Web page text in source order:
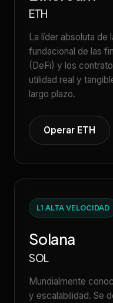
ETH
La líder absoluta de
fundacional de las
(DeFi) y los
utilidad real y
largo plazo.
Operar ETH
L1 ALTA VELOCIDAD
Solana
SOL
Mundialmente
y escalabilidad. Se